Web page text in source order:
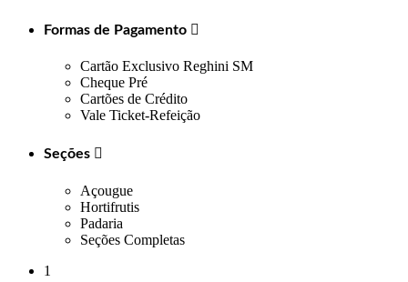
Formas de Pagamento
Cartão Exclusivo Reghini SM
Cheque Pré
Cartões de Crédito
Vale Ticket-Refeição
Seções 
Açougue
Hortifrutis
Padaria
Seções Completas
1